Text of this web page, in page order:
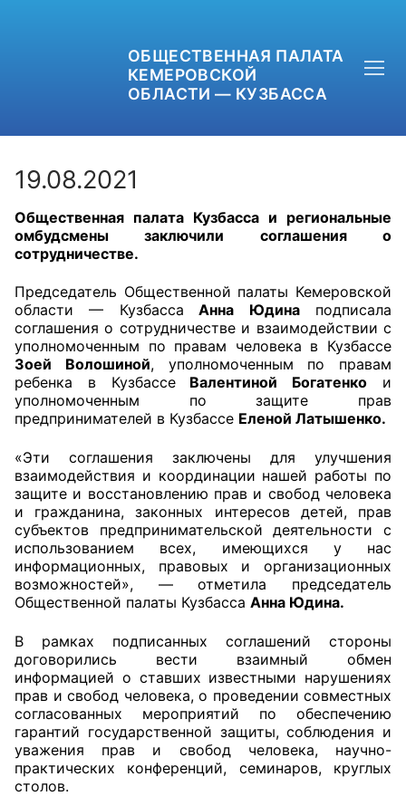
ОБЩЕСТВЕННАЯ ПАЛАТА
КЕМЕРОВСКОЙ
ОБЛАСТИ — КУЗБАССА
+7 (3842) 58-82-40
ОБРАТНАЯ СВЯЗЬ
Общественные советы
Общественные советы при территориальных
органах федеральных органов
исполнительной власти
Общественные советы по проведению
оказания услуг
О Палате
Структура Палаты
Комиссии
19.08.2021
Общественная палата Кузбасса и региональные
омбудсмены заключили соглашения о
сотрудничестве.
Председатель Общественной палаты Кемеровской
области — Кузбасса Анна Юдинаподписала
соглашения о сотрудничестве и взаимодействии с
уполномоченным по правам человека в Кузбассе
Зоей Волошиной, уполномоченным по правам
ребенка в КузбассеВалентиной Богатенко и
уполномоченным по защите прав
предпринимателей в Кузбассе Еленой Латышенко.
«Эти соглашения заключены для улучшения
взаимодействия и координации нашей работы по
защите и восстановлению прав и свобод человека
и гражданина, законных интересов детей, прав
субъектов предпринимательской деятельности с
использованием всех, имеющихся у нас
информационных, правовых и организационных
возможностей», — отметила председатель
Общественной палаты Кузбасса Анна Юдина.
В рамках подписанных соглашений стороны
договорились вести взаимный обмен
информацией о ставших известными нарушениях
прав и свобод человека, о проведении совместных
согласованных мероприятий по обеспечению
гарантий государственной защиты, соблюдения и
уважения прав и свобод человека, научно-
практических конференций, семинаров, круглых
столов.